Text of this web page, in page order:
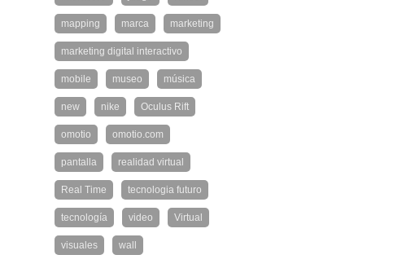
mapping marca marketing
marketing digital interactivo
mobile museo música
new nike Oculus Rift
omotio omotio.com
pantalla realidad virtual
Real Time tecnologia futuro
tecnología video Virtual
visuales wall